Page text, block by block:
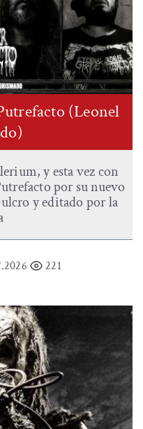
(Leonel
y esta vez con
por su nuevo
y editado por la
221